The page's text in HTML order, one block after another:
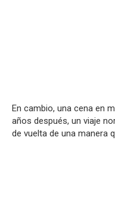
En cambio, una cena en
años después, un viaje
de vuelta de una manera